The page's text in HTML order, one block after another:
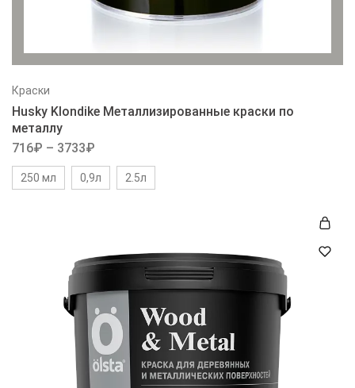
Краски
Husky Klondike Металлизированные краски по
металлу
716₽ – 3733₽
250 мл 0,9л 2.5л